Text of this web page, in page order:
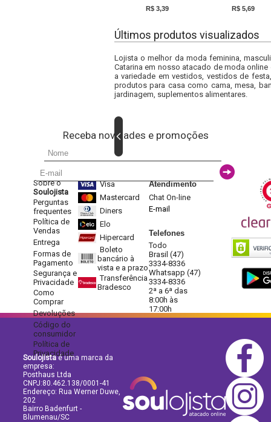
R$ 3,39 R$ 5,69
Últimos produtos visualizados
Lojista o melhor da moda feminina,
Catarina em nosso atacado de moda
a variedade em vestidos, vestidos de
produtos para casa como cama, mesa,
jardinagem, suplementos alimentares.
Receba novidades e promoções
Sobre o
Soulojista
Perguntas
frequentes
Política de
Vendas
Entrega
Formas de
Pagamento
Segurança e
Privacidade
Como
Comprar
Devoluções
Código do
consumidor
Política de
Privacidade
Visa
Mastercard
Diners
Elo
Hipercard
Boleto
bancário à
vista e a prazo
Transferência
Bradesco
Atendimento
Chat On-line
E-mail
Telefones
Todo
Brasil (47)
3334-8336
Whatsapp (47)
3334-8336
2ª a 6ª das
8:00h às
17:00h
Soulojistaé uma marca da
empresa:
Posthaus Ltda
CNPJ:80.462.138/0001-41
Endereço: Rua Werner Duwe,
202
Bairro Badenfurt -
Blumenau/SC